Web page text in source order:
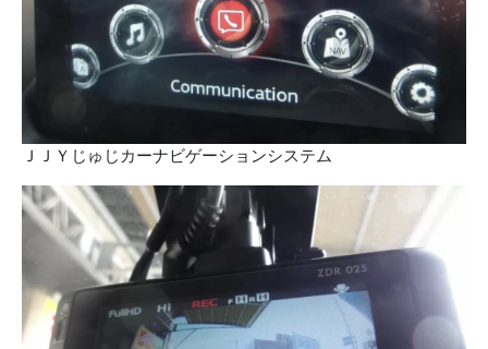
ＪＪＹじゅじカーナビゲーションシステム